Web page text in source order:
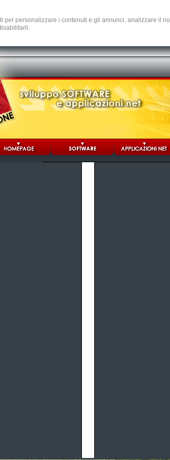
personalizzare i contenuti e gli annunci, analizzare il